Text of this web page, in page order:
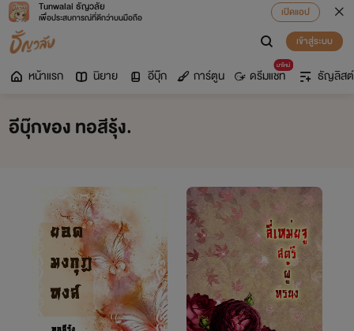
Tunwalai ธัญวลัย
เพื่อประสบการณ์ที่ดีกว่าบนมือถือ
เปิดแอป
เข้าสู่ระบบ
หน้าแรก นิยาย อีบุ๊ก การ์ตูน
มาใหม่
ดรีมแชท ธัญลิสต์
อีบุ๊กของ ทอสีรุ้ง.